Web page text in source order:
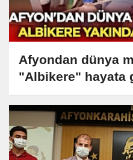
Afyondan dünya
"Albikere" hayata